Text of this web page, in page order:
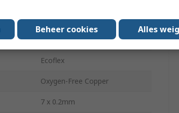
Polyethylene
0.2mm
Ecoflex
Oxygen-Free Copper
7 x 0.2mm
Beheer cookies Alles